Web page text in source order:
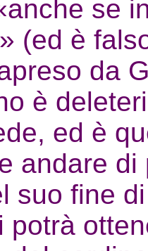
se
(ed è
da
è
ed è
andare
suo fine
potrà